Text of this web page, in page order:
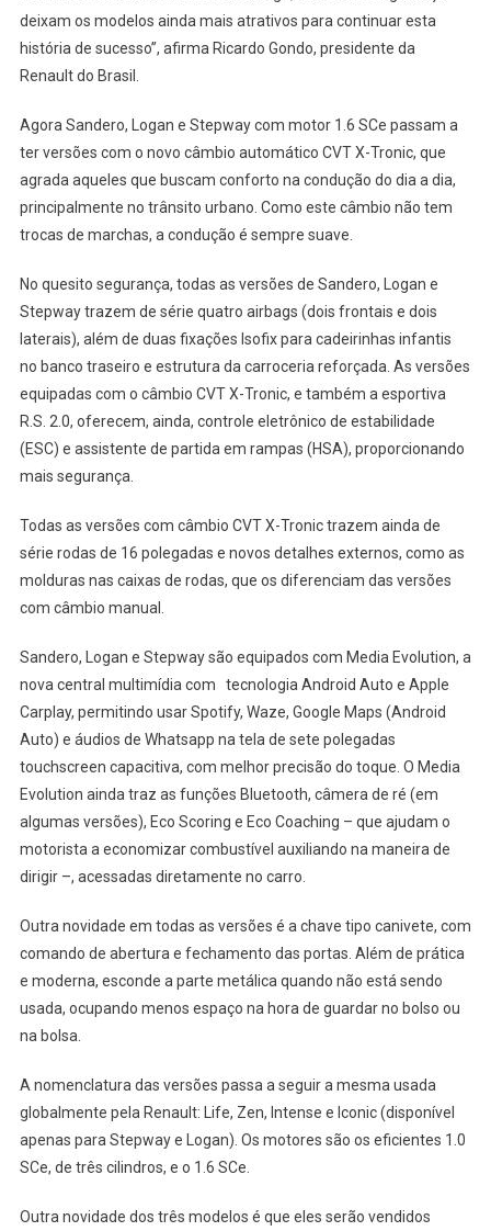
deixam os modelos ainda mais atrativos para continuar esta
história de sucesso”, afirma Ricardo Gondo, presidente da
Renault do Brasil.
Agora Sandero, Logan e Stepway com motor 1.6 SCe passam a
ter versões com o novo câmbio automático CVT X-Tronic, que
agrada aqueles que buscam conforto na condução do dia a dia,
principalmente no trânsito urbano. Como este câmbio não tem
trocas de marchas, a condução é sempre suave.
No quesito segurança, todas as versões de Sandero, Logan e
Stepway trazem de série quatro airbags (dois frontais e dois
laterais), além de duas fixações Isofix para cadeirinhas infantis
no banco traseiro e estrutura da carroceria reforçada. As versões
equipadas com o câmbio CVT X-Tronic, e também a esportiva
R.S. 2.0, oferecem, ainda, controle eletrônico de estabilidade
(ESC) e assistente de partida em rampas (HSA), proporcionando
mais segurança.
Todas as versões com câmbio CVT X-Tronic trazem ainda de
série rodas de 16 polegadas e novos detalhes externos, como as
molduras nas caixas de rodas, que os diferenciam das versões
com câmbio manual.
Sandero, Logan e Stepway são equipados com Media Evolution, a
nova central multimídia com tecnologia Android Auto e Apple
Carplay, permitindo usar Spotify, Waze, Google Maps (Android
Auto) e áudios de Whatsapp na tela de sete polegadas
touchscreen capacitiva, com melhor precisão do toque. O Media
Evolution ainda traz as funções Bluetooth, câmera de ré (em
algumas versões), Eco Scoring e Eco Coaching – que ajudam o
motorista a economizar combustível auxiliando na maneira de
dirigir –, acessadas diretamente no carro.
Outra novidade em todas as versões é a chave tipo canivete, com
comando de abertura e fechamento das portas. Além de prática
e moderna, esconde a parte metálica quando não está sendo
usada, ocupando menos espaço na hora de guardar no bolso ou
na bolsa.
A nomenclatura das versões passa a seguir a mesma usada
globalmente pela Renault: Life, Zen, Intense e Iconic (disponível
apenas para Stepway e Logan). Os motores são os eficientes 1.0
SCe, de três cilindros, e o 1.6 SCe.
Outra novidade dos três modelos é que eles serão vendidos